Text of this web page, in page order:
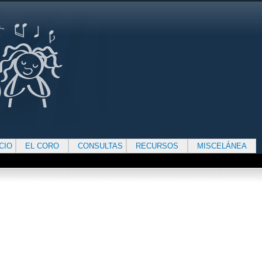
EL CORO CONSULTAS RECURSOS MISCELÁNEA